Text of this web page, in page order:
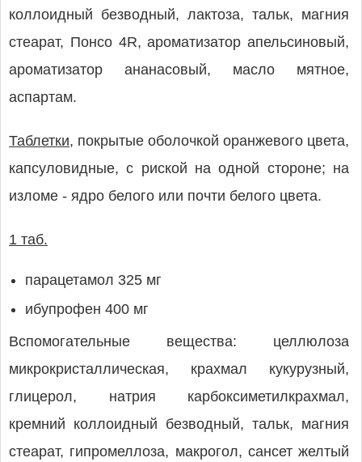
коллоидный безводный, лактоза, тальк, магния
стеарат, Понсо 4R, ароматизатор апельсиновый,
ароматизатор ананасовый, масло мятное,
аспартам.
Таблетки, покрытые оболочкой оранжевого цвета,
капсуловидные, с риской на одной стороне; на
изломе - ядро белого или почти белого цвета.
1 таб.
парацетамол 325 мг
ибупрофен 400 мг
Вспомогательные вещества: целлюлоза
микрокристаллическая, крахмал кукурузный,
глицерол, натрия карбоксиметилкрахмал,
кремний коллоидный безводный, тальк, магния
стеарат, гипромеллоза, макрогол, сансет желтый